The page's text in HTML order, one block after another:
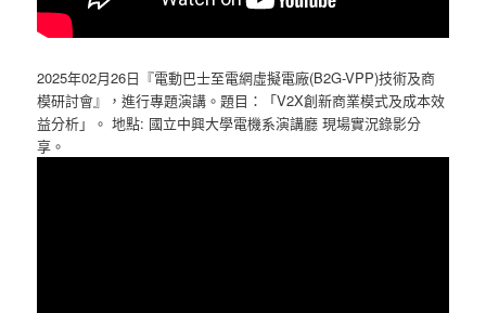
2025年02月26日『電動巴士至電網虛擬電廠(B2G-VPP)技術及商
模研討會』，進行專題演講。題目：「V2X創新商業模式及成本效
益分析」。 地點: 國立中興大學電機系演講廳 現場實況錄影分
享。